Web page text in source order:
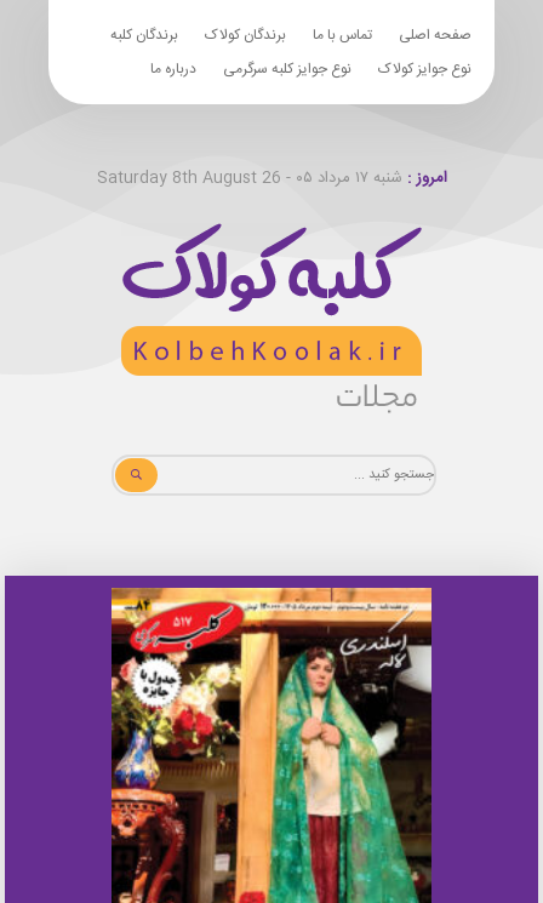
صفحه اصلی تماس با ما برندگان کولاک
برندگان کلبه
نوع جوایز کولاک
نوع جوایز کلبه سرگرمی درباره ما
امروز : شنبه ۱۷ مرداد ۰۵ - Saturday 8th August 26